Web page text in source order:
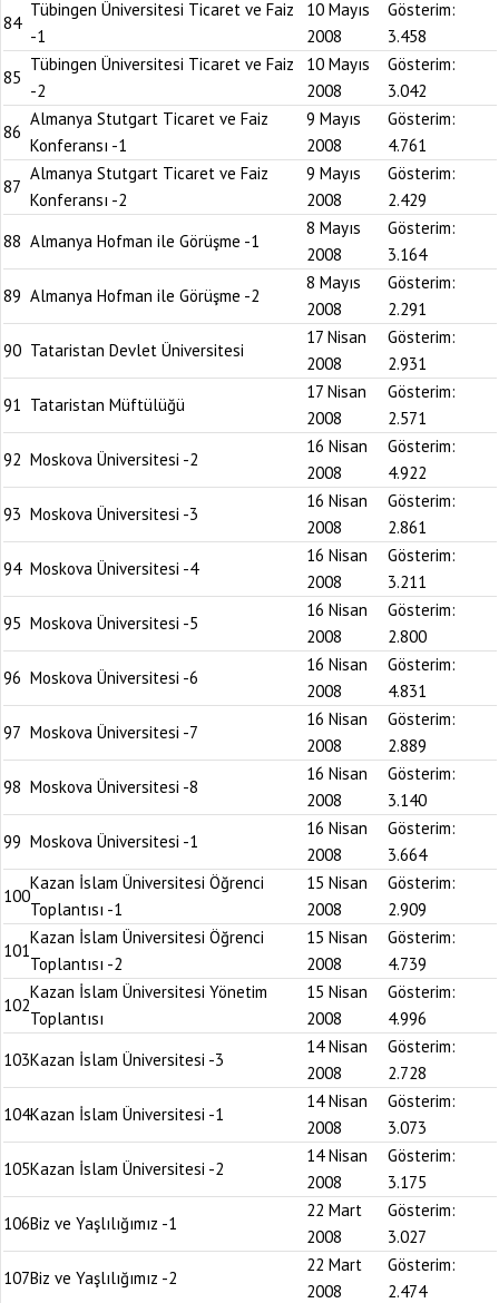
84
Tübingen Üniversitesi Ticaret ve Faiz
-1
10 Mayıs
2008
Gösterim:
3.458
85
Tübingen Üniversitesi Ticaret ve Faiz
-2
10 Mayıs
2008
Gösterim:
3.042
86
Almanya Stutgart Ticaret ve Faiz
Konferansı -1
9 Mayıs
2008
Gösterim:
4.761
87
Almanya Stutgart Ticaret ve Faiz
Konferansı -2
9 Mayıs
2008
Gösterim:
2.429
88 Almanya Hofman ile Görüşme -1
8 Mayıs
2008
Gösterim:
3.164
89 Almanya Hofman ile Görüşme -2
8 Mayıs
2008
Gösterim:
2.291
90 Tataristan Devlet Üniversitesi
17 Nisan
2008
Gösterim:
2.931
91 Tataristan Müftülüğü
17 Nisan
2008
Gösterim:
2.571
92 Moskova Üniversitesi -2
16 Nisan
2008
Gösterim:
4.922
93 Moskova Üniversitesi -3
16 Nisan
2008
Gösterim:
2.861
94 Moskova Üniversitesi -4
16 Nisan
2008
Gösterim:
3.211
95 Moskova Üniversitesi -5
16 Nisan
2008
Gösterim:
2.800
96 Moskova Üniversitesi -6
16 Nisan
2008
Gösterim:
4.831
97 Moskova Üniversitesi -7
16 Nisan
2008
Gösterim:
2.889
98 Moskova Üniversitesi -8
16 Nisan
2008
Gösterim:
3.140
99 Moskova Üniversitesi -1
16 Nisan
2008
Gösterim:
3.664
100
Kazan İslam Üniversitesi Öğrenci
Toplantısı -1
15 Nisan
2008
Gösterim:
2.909
101
Kazan İslam Üniversitesi Öğrenci
Toplantısı -2
15 Nisan
2008
Gösterim:
4.739
102
Kazan İslam Üniversitesi Yönetim
Toplantısı
15 Nisan
2008
Gösterim:
4.996
103Kazan İslam Üniversitesi -3
14 Nisan
2008
Gösterim:
2.728
104Kazan İslam Üniversitesi -1
14 Nisan
2008
Gösterim:
3.073
105Kazan İslam Üniversitesi -2
14 Nisan
2008
Gösterim:
3.175
106Biz ve Yaşlılığımız -1
22 Mart
2008
Gösterim:
3.027
107Biz ve Yaşlılığımız -2
22 Mart
2008
Gösterim:
2.474